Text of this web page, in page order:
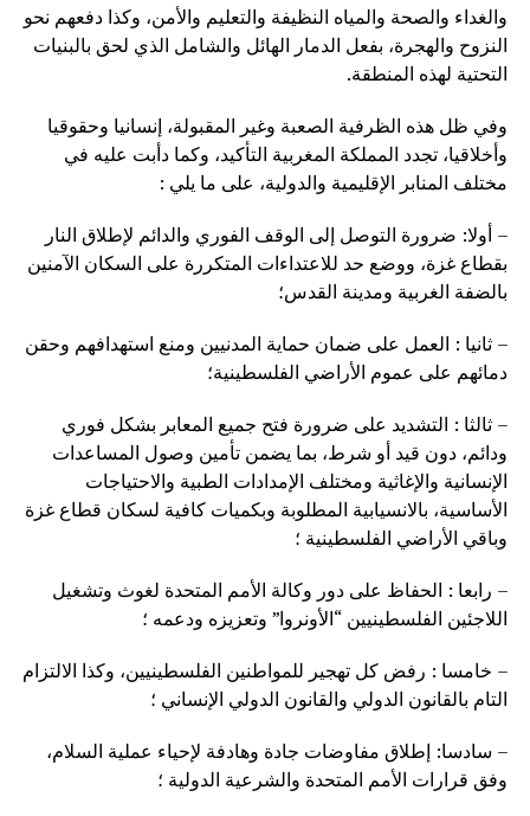
والغداء والصحة والمياه النظيفة والتعليم والأمن، وكذا دفعهم نحو
النزوح والهجرة، بفعل الدمار الهائل والشامل الذي لحق بالبنيات
التحتية لهذه المنطقة.
وفي ظل هذه الظرفية الصعبة وغير المقبولة، إنسانيا وحقوقيا
وأخلاقيا، تجدد المملكة المغربية التأكيد، وكما دأبت عليه في
مختلف المنابر الإقليمية والدولية، على ما يلي :
– أولا: ضرورة التوصل إلى الوقف الفوري والدائم لإطلاق النار
بقطاع غزة، ووضع حد للاعتداءات المتكررة على السكان الآمنين
بالضفة الغربية ومدينة القدس؛
– ثانيا : العمل على ضمان حماية المدنيين ومنع استهدافهم وحقن
دمائهم على عموم الأراضي الفلسطينية؛
– ثالثا : التشديد على ضرورة فتح جميع المعابر بشكل فوري
ودائم، دون قيد أو شرط، بما يضمن تأمين وصول المساعدات
الإنسانية والإغاثية ومختلف الإمدادات الطبية والاحتياجات
الأساسية، بالانسيابية المطلوبة وبكميات كافية لسكان قطاع غزة
وباقي الأراضي الفلسطينية ؛
– رابعا : الحفاظ على دور وكالة الأمم المتحدة لغوث وتشغيل
اللاجئين الفلسطينيين “الأونروا” وتعزيزه ودعمه ؛
– خامسا : رفض كل تهجير للمواطنين الفلسطينيين، وكذا الالتزام
التام بالقانون الدولي والقانون الدولي الإنساني ؛
– سادسا: إطلاق مفاوضات جادة وهادفة لإحياء عملية السلام،
وفق قرارات الأمم المتحدة والشرعية الدولية ؛